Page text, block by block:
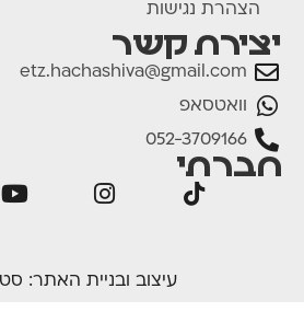
הצהרת נגישות
יצירת קשר
etz.hachashiva@gmail.com
וואטסאפ
052-3709166
חברתי
עיצוב ובניית האתר: